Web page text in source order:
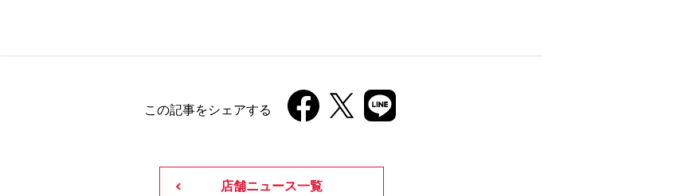
この記事をシェアする
店舗ニュース一覧